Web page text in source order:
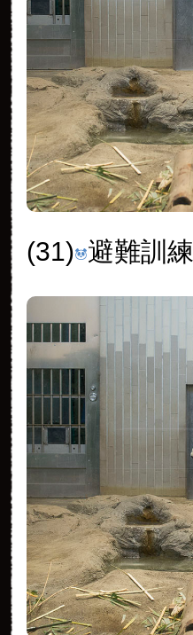
(31) 避難訓練